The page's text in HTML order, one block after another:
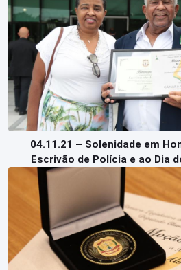
04.11.21 – Solenidade em
Escrivão de Polícia e ao Dia